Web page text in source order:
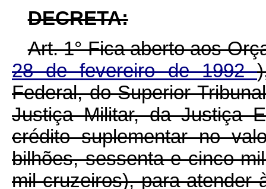
DECRETA:
Art. 1° Fica aberto aos
28 de fevereiro de 1992
Federal, do Superior
Justiça Militar, da Justiça
crédito suplementar no
bilhões, sessenta e cinco
mil cruzeiros), para atender